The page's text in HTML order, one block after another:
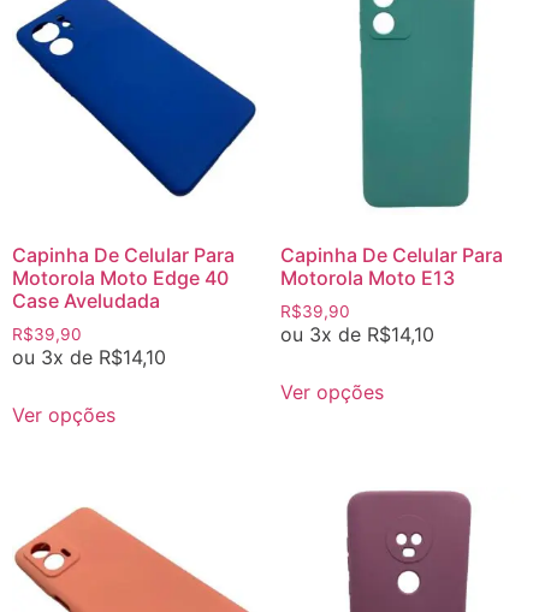
Capinha De Celular Para
Motorola Moto Edge 40
Case Aveludada
R$39,90
ou 3x de R$14,10
Ver opções
Capinha De Celular Para
Motorola Moto E13
R$39,90
ou 3x de R$14,10
Ver opções